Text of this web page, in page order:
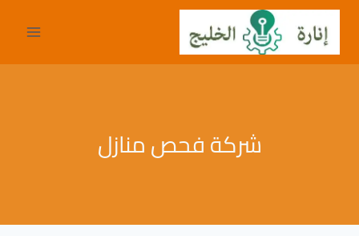
التجاوز
المحتوى
شركة فحص منازل